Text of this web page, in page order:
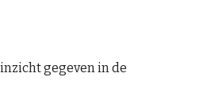
gegeven in de